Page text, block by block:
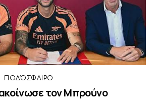
ΠΟΔΌΣΦΑΙΡΟ
τον Μπρούνο